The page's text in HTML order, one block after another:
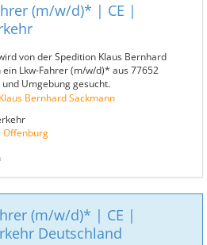
(m/w/d)* | CE |
von der Spedition Klaus Bernhard
ein Lkw-Fahrer (m/w/d)* aus 77652
Umgebung gesucht.
Bernhard Sackmann
Offenburg
(m/w/d)* | CE |
Deutschland